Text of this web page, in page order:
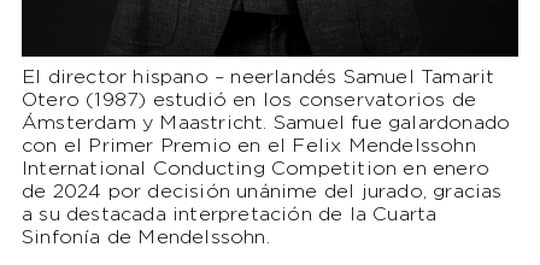
El director hispano – neerlandés Samuel Tamarit
Otero (1987) estudió en los conservatorios de
Ámsterdam y Maastricht. Samuel fue galardonado
con el Primer Premio en el Felix Mendelssohn
International Conducting Competition en enero
de 2024 por decisión unánime del jurado, gracias
a su destacada interpretación de la Cuarta
Sinfonía de Mendelssohn.